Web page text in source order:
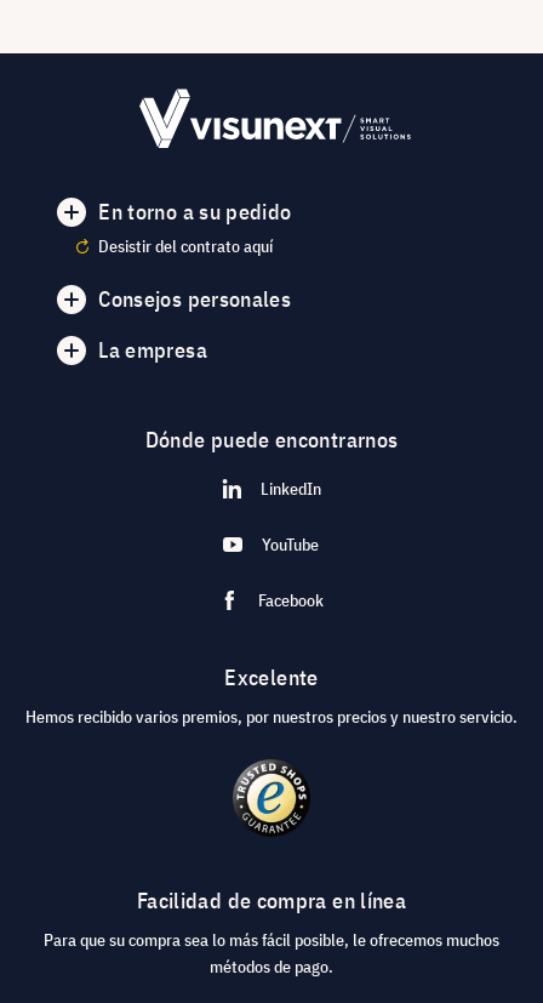
En torno a su pedido
Desistir del contrato aquí
Consejos personales
La empresa
Dónde puede encontrarnos
LinkedIn
YouTube
Facebook
Excelente
Hemos recibido varios premios, por nuestros precios y nuestro servicio.
Facilidad de compra en línea
Para que su compra sea lo más fácil posible, le ofrecemos muchos
métodos de pago.